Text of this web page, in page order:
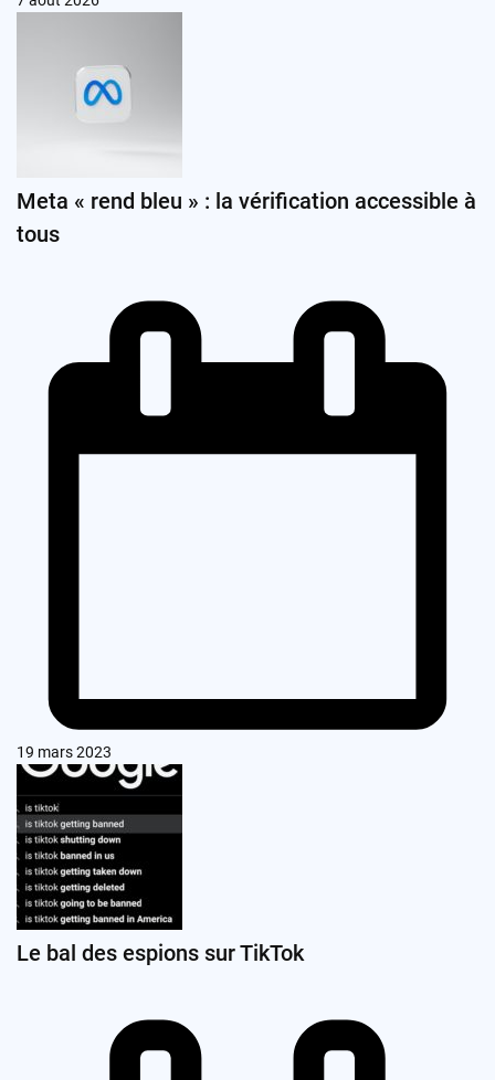
Meta « rend bleu » : la vérification accessible à
tous
19 mars 2023
Le bal des espions sur TikTok